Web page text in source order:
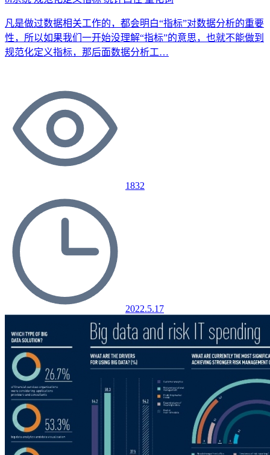
凡是做过数据相关工作的，都会明白“指标”对数据分析的重要
性，所以如果我们一开始没理解“指标”的意思，也就不能做到
规范化定义指标，那后面数据分析工…
1832
2022.5.17